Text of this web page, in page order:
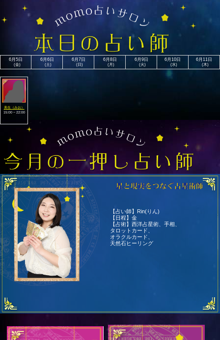
6月5日
(金)
6月6日
(土)
6月7日
(日)
6月8日
(月)
6月9日
(火)
6月10日
(水)
6月11日
(木)
美生（みお）
15:00 ~ 22:00
【占い師】Rin(りん)
【日程】金
【占術】西洋占星術、手相、
タロットカード、
オラクルカード、
天然石ヒーリング